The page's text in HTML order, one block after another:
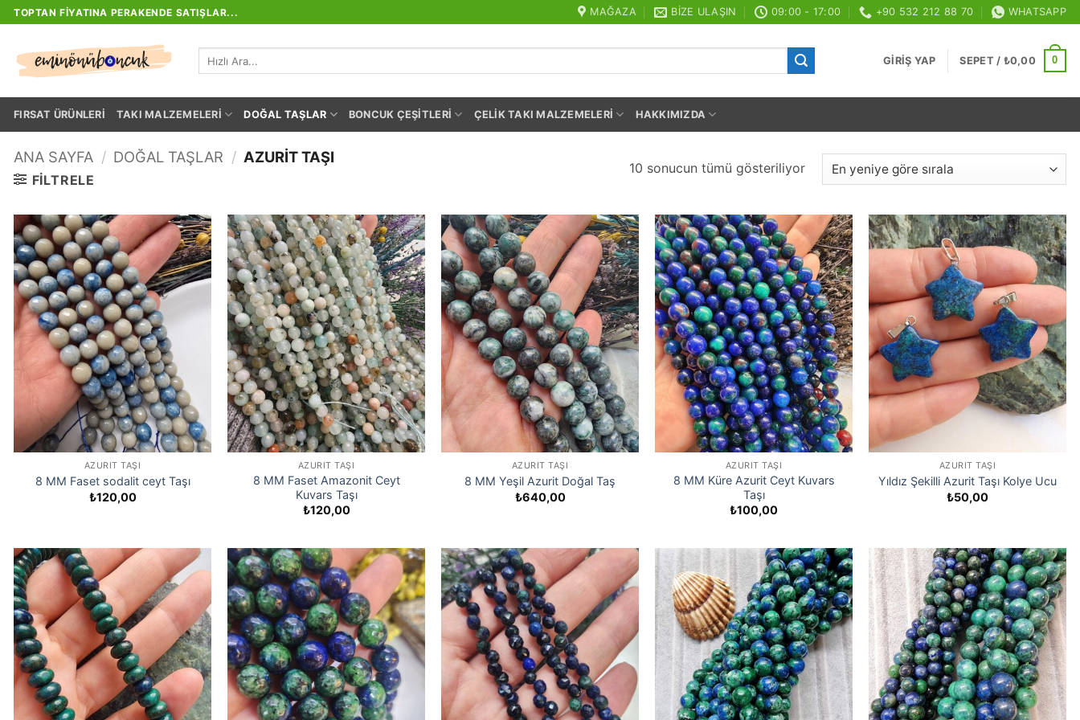
İçeriğe
atla
TOPTAN FIYATINA PERAKENDE SATIŞLAR... MAĞAZA BIZE ULAŞIN 09:00 - 17:00 +90 532 212 88 70 WHATSAPP
GIRIŞ YAP SEPET / ₺0,00 0
FIRSAT ÜRÜNLERI TAKI MALZEMELERI DOĞAL TAŞLAR BONCUK ÇEŞITLERI ÇELIK TAKI MALZEMELERI HAKKIMIZDA
ANA SAYFA / DOĞAL TAŞLAR / AZURIT TAŞI
FILTRELE
10 sonucun tümü gösteriliyorEn
yeniye
sıralandı
AZURIT TAŞI
8 MM Faset sodalit ceyt Taşı
₺120,00
AZURIT TAŞI
8 MM Faset Amazonit Ceyt
Kuvars Taşı
₺120,00
AZURIT TAŞI
8 MM Yeşil Azurit Doğal Taş
₺640,00
AZURIT TAŞI
8 MM Küre Azurit Ceyt Kuvars
Taşı
₺100,00
AZURIT TAŞI
Yıldız Şekilli Azurit Taşı Kolye Ucu
₺50,00